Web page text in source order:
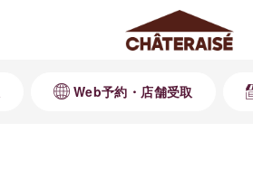
Web予約・店舗受取